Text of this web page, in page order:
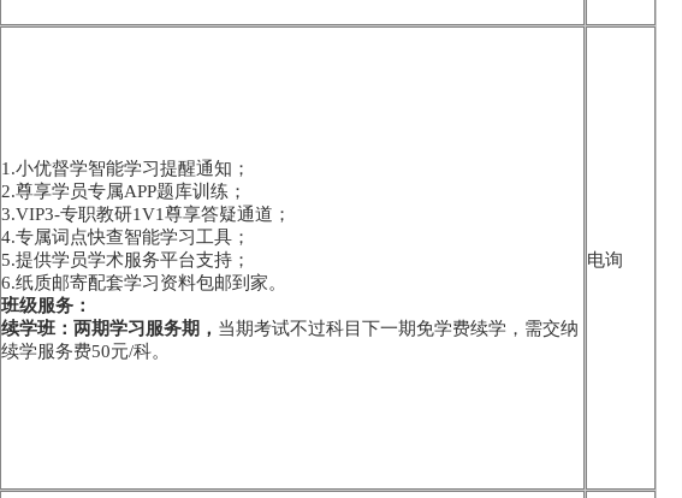
1.小优督学智能学习提醒通知；
2.尊享学员专属APP题库训练；
3.VIP3-专职教研1V1尊享答疑通道；
4.专属词点快查智能学习工具；
5.提供学员学术服务平台支持；
6.纸质邮寄配套学习资料包邮到家。
班级服务：
续学班：两期学习服务期， 当期考试不过科目下一期免学费续学，需交纳
续学服务费50元/科。
电询